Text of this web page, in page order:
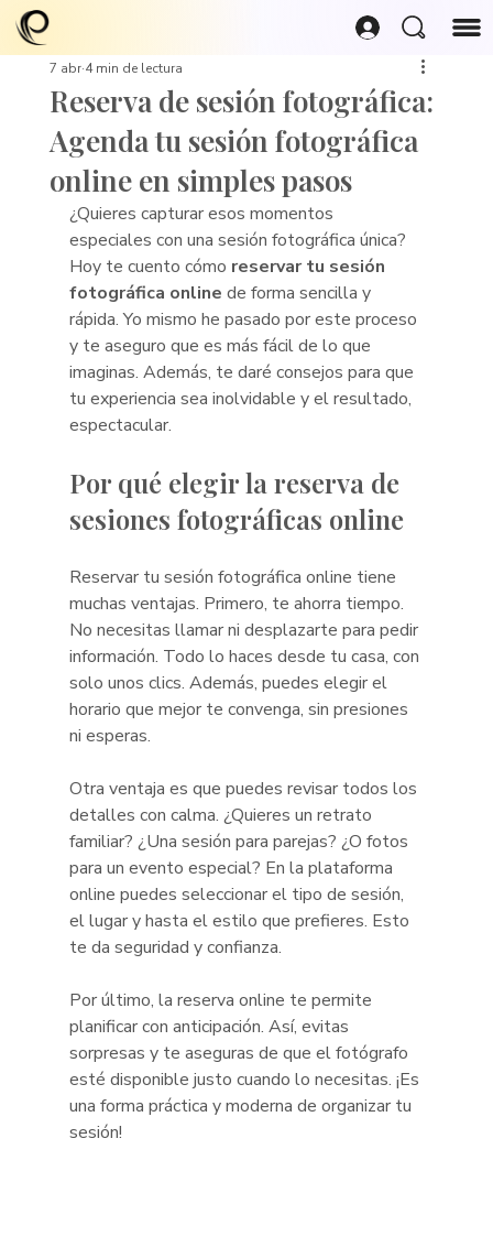
Reserva de sesión fotográfica:
Agenda tu sesión fotográfica
online en simples pasos
7 abr 4 min de lectura
¿Quieres capturar esos momentos
especiales con una sesión fotográfica única?
Hoy te cuento cómo reservar tu sesión
fotográfica online de forma sencilla y
rápida. Yo mismo he pasado por este proceso
y te aseguro que es más fácil de lo que
imaginas. Además, te daré consejos para que
tu experiencia sea inolvidable y el resultado,
espectacular.
Por qué elegir la reserva de
sesiones fotográficas online
Reservar tu sesión fotográfica online tiene
muchas ventajas. Primero, te ahorra tiempo.
No necesitas llamar ni desplazarte para pedir
información. Todo lo haces desde tu casa, con
solo unos clics. Además, puedes elegir el
horario que mejor te convenga, sin presiones
ni esperas.
Otra ventaja es que puedes revisar todos los
detalles con calma. ¿Quieres un retrato
familiar? ¿Una sesión para parejas? ¿O fotos
para un evento especial? En la plataforma
online puedes seleccionar el tipo de sesión,
el lugar y hasta el estilo que prefieres. Esto
te da seguridad y confianza.
Por último, la reserva online te permite
planificar con anticipación. Así, evitas
sorpresas y te aseguras de que el fotógrafo
esté disponible justo cuando lo necesitas. ¡Es
una forma práctica y moderna de organizar tu
sesión!